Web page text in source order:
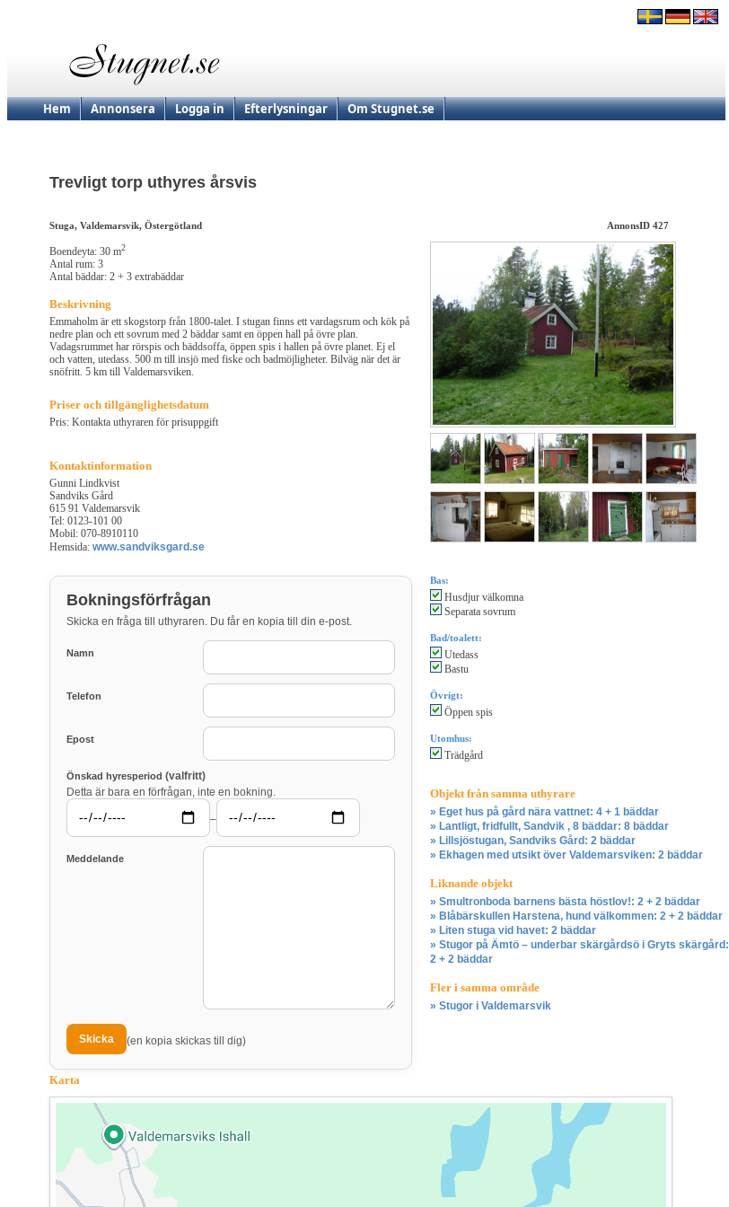
Hem Annonsera Logga in Efterlysningar Om Stugnet.se
Trevligt torp uthyres årsvis
Stuga, Valdemarsvik, Östergötland AnnonsID 427
Boendeyta: 30 m2
Antal rum: 3
Antal bäddar: 2 + 3 extrabäddar
Beskrivning
Emmaholm är ett skogstorp från 1800-talet. I stugan finns ett vardagsrum och kök på
nedre plan och ett sovrum med 2 bäddar samt en öppen hall på övre plan.
Vadagsrummet har rörspis och bäddsoffa, öppen spis i hallen på övre planet. Ej el
och vatten, utedass. 500 m till insjö med fiske och badmöjligheter. Bilväg när det är
snöfritt. 5 km till Valdemarsviken.
Priser och tillgänglighetsdatum
Pris: Kontakta uthyraren för prisuppgift
Kontaktinformation
Gunni Lindkvist
Sandviks Gård
615 91 Valdemarsvik
Tel: 0123-101 00
Mobil: 070-8910110
Hemsida: www.sandviksgard.se
Bokningsförfrågan
Skicka en fråga till uthyraren. Du får en kopia till din e-post.
Namn
Telefon
Epost
Önskad hyresperiod (valfritt)
Detta är bara en förfrågan, inte en bokning.
–
Meddelande
(en kopia skickas till dig)
Bas:
Husdjur välkomna
Separata sovrum
Bad/toalett:
Utedass
Bastu
Övrigt:
Öppen spis
Utomhus:
Trädgård
Objekt från samma uthyrare
» Eget hus på gård nära vattnet: 4 + 1 bäddar
» Lantligt, fridfullt, Sandvik , 8 bäddar: 8 bäddar
» Lillsjöstugan, Sandviks Gård: 2 bäddar
» Ekhagen med utsikt över Valdemarsviken: 2 bäddar
Liknande objekt
» Smultronboda barnens bästa höstlov!: 2 + 2 bäddar
» Blåbärskullen Harstena, hund välkommen: 2 + 2 bäddar
» Liten stuga vid havet: 2 bäddar
» Stugor på Ämtö – underbar skärgårdsö i Gryts skärgård:
2 + 2 bäddar
Fler i samma område
» Stugor i Valdemarsvik
Karta